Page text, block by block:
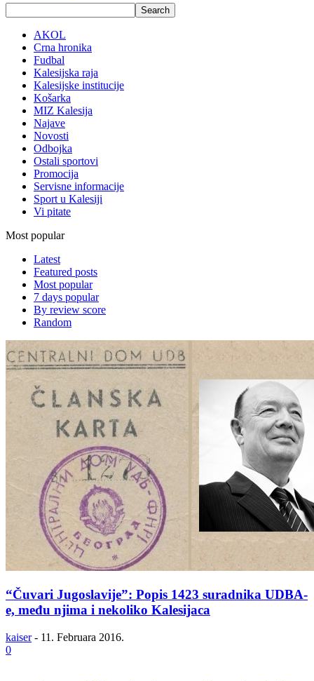
AKOL
Crna hronika
Fudbal
Kalesijska raja
Kalesijske institucije
Košarka
MIZ Kalesija
Najave
Novosti
Odbojka
Ostali sportovi
Promocija
Servisne informacije
Sport u Kalesiji
Vi pitate
Most popular
Latest
Featured posts
Most popular
7 days popular
By review score
Random
“Čuvari Jugoslavije”: Popis 1423 suradnika UDBA-
e, među njima i nekoliko Kalesijaca
kaiser - 11. Februara 2016.
0